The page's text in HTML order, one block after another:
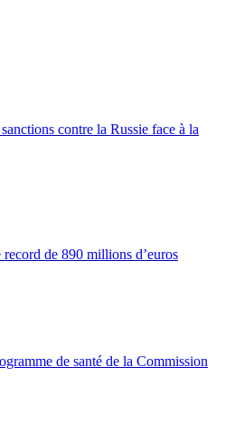
contre la Russie face à la
de 890 millions d’euros
de santé de la Commission